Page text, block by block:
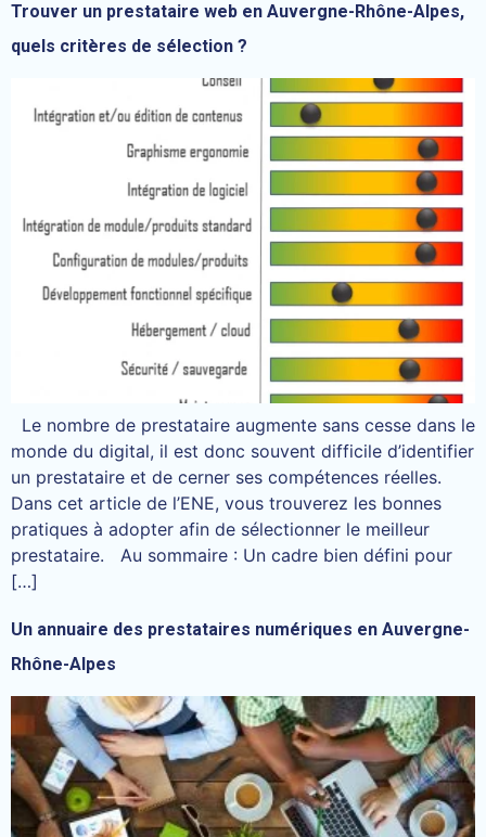
Trouver un prestataire web en Auvergne-Rhône-Alpes,
quels critères de sélection ?
Le nombre de prestataire augmente sans cesse dans le
monde du digital, il est donc souvent difficile d’identifier
un prestataire et de cerner ses compétences réelles.
Dans cet article de l’ENE, vous trouverez les bonnes
pratiques à adopter afin de sélectionner le meilleur
prestataire. Au sommaire : Un cadre bien défini pour
[…]
Un annuaire des prestataires numériques en Auvergne-
Rhône-Alpes